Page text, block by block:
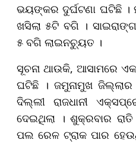
ଭୟଙ୍କର ଦୁର୍ଘଟଣା ଘଟିଛି ।
ଖସିଲା ୫ଟି ବଗି ।
୫ ବଗି ଲାଇନଚ୍ୟୁତ ।
ସୂଚନା ଥାଉକି, ଆସାମରେ
ଘଟିଛି । ଜମୁନାମୁଖ
ଦିଲ୍ଲୀ ରାଜଧାନୀ
ଦେଇଥିଲା । ଶୁକ୍ରବାର
ପଲ ରେଳ ଟ୍ରାକ ପାର